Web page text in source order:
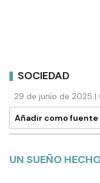
SOCIEDAD
29 de junio de 2025
Añadir como fuente
UN SUEÑO